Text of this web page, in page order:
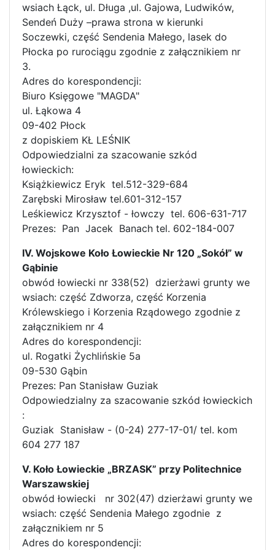
wsiach Łąck, ul. Długa ,ul. Gajowa, Ludwików,
Sendeń Duży –prawa strona w kierunki
Soczewki, część Sendenia Małego, lasek do
Płocka po rurociągu zgodnie z załącznikiem nr
3.
Adres do korespondencji:
Biuro Księgowe "MAGDA"
ul. Łąkowa 4
09-402 Płock
z dopiskiem KŁ LEŚNIK
Odpowiedzialni za szacowanie szkód
łowieckich:
Książkiewicz Eryk tel.512-329-684
Zarębski Mirosław tel.601-312-157
Leśkiewicz Krzysztof - łowczy tel. 606-631-717
Prezes: Pan Jacek Banach tel. 602-184-007
IV. Wojskowe Koło Łowieckie Nr 120 „Sokół” w
Gąbinie
obwód łowiecki nr 338(52) dzierżawi grunty we
wsiach: część Zdworza, część Korzenia
Królewskiego i Korzenia Rządowego zgodnie z
załącznikiem nr 4
Adres do korespondencji:
ul. Rogatki Żychlińskie 5a
09-530 Gąbin
Prezes: Pan Stanisław Guziak
Odpowiedzialny za szacowanie szkód łowieckich
:
Guziak Stanisław - (0-24) 277-17-01/ tel. kom
604 277 187
V. Koło Łowieckie „BRZASK” przy Politechnice
Warszawskiej
obwód łowiecki nr 302(47) dzierżawi grunty we
wsiach: część Sendenia Małego zgodnie z
załącznikiem nr 5
Adres do korespondencji: